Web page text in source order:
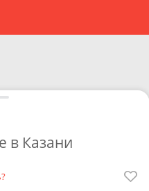
в Казани